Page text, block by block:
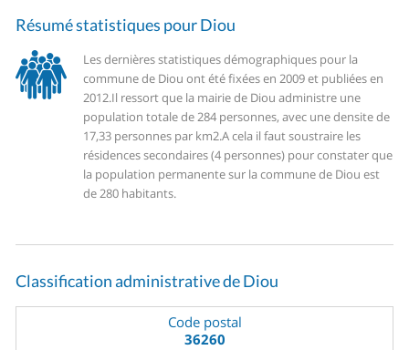
Résumé statistiques pour Diou
Les dernières statistiques démographiques pour la
commune de Diou ont été fixées en 2009 et publiées en
2012.Il ressort que la mairie de Diou administre une
population totale de 284 personnes, avec une densite de
17,33 personnes par km2.A cela il faut soustraire les
résidences secondaires (4 personnes) pour constater que
la population permanente sur la commune de Diou est
de 280 habitants.
Classification administrative de Diou
Code postal
36260